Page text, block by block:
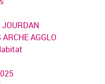
AGGLO